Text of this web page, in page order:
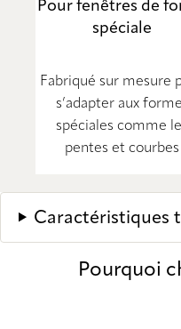
Pour fenêtres de
spéciale
Fabriqué sur mesure
s’adapter aux
spéciales comme
pentes et courbes
Caractéristiques
Pourquoi